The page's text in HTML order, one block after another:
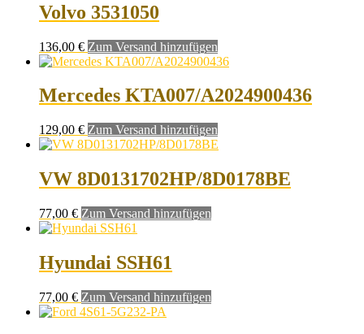
Volvo 3531050
136,00 € Zum Versand hinzufügen
Mercedes KTA007/A2024900436
129,00 € Zum Versand hinzufügen
VW 8D0131702HP/8D0178BE
77,00 € Zum Versand hinzufügen
Hyundai SSH61
77,00 € Zum Versand hinzufügen